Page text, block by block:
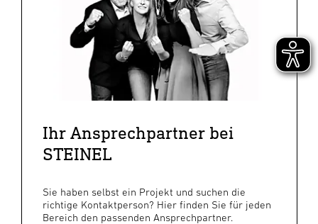
Ihr Ansprechpartner bei
STEINEL
Sie haben selbst ein Projekt und suchen die
richtige Kontaktperson? Hier finden Sie für jeden
Bereich den passenden Ansprechpartner.